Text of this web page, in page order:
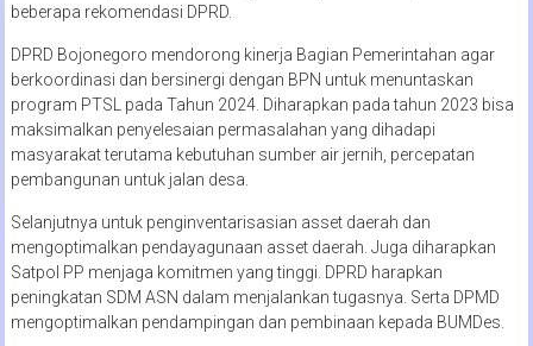
beberapa rekomendasi DPRD.
DPRD Bojonegoro mendorong kinerja Bagian Pemerintahan agar
berkoordinasi dan bersinergi dengan BPN untuk menuntaskan
program PTSL pada Tahun 2024. Diharapkan pada tahun 2023 bisa
maksimalkan penyelesaian permasalahan yang dihadapi
masyarakat terutama kebutuhan sumber air jernih, percepatan
pembangunan untuk jalan desa.
Selanjutnya untuk penginventarisasian asset daerah dan
mengoptimalkan pendayagunaan asset daerah. Juga diharapkan
Satpol PP menjaga komitmen yang tinggi. DPRD harapkan
peningkatan SDM ASN dalam menjalankan tugasnya. Serta DPMD
mengoptimalkan pendampingan dan pembinaan kepada BUMDes.